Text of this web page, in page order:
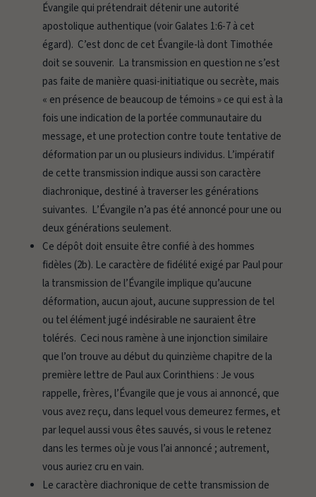
Évangile qui prétendrait détenir une autorité
apostolique authentique (voir Galates 1:6-7 à cet
égard). C’est donc de cet Évangile-là dont Timothée
doit se souvenir. La transmission en question ne s’est
pas faite de manière quasi-initiatique ou secrète, mais
« en présence de beaucoup de témoins » ce qui est à la
fois une indication de la portée communautaire du
message, et une protection contre toute tentative de
déformation par un ou plusieurs individus. L’impératif
de cette transmission indique aussi son caractère
diachronique, destiné à traverser les générations
suivantes. L’Évangile n’a pas été annoncé pour une ou
deux générations seulement.
Ce dépôt doit ensuite être confié à des hommes
fidèles (2b). Le caractère de fidélité exigé par Paul pour
la transmission de l’Évangile implique qu’aucune
déformation, aucun ajout, aucune suppression de tel
ou tel élément jugé indésirable ne sauraient être
tolérés. Ceci nous ramène à une injonction similaire
que l’on trouve au début du quinzième chapitre de la
première lettre de Paul aux Corinthiens : Je vous
rappelle, frères, l’Évangile que je vous ai annoncé, que
vous avez reçu, dans lequel vous demeurez fermes, et
par lequel aussi vous êtes sauvés, si vous le retenez
dans les termes où je vous l’ai annoncé ; autrement,
vous auriez cru en vain.
Le caractère diachronique de cette transmission de